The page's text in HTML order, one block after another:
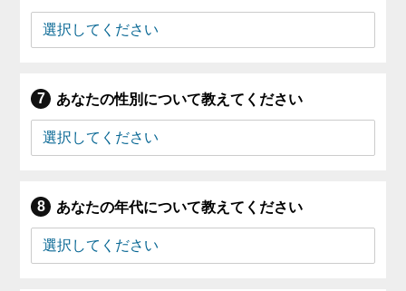
あなたの性別について教えてください
あなたの年代について教えてください